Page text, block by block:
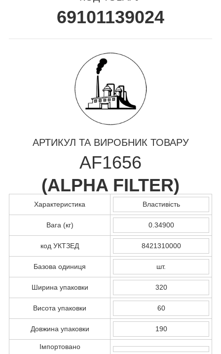
69101139024
АРТИКУЛ ТА ВИРОБНИК ТОВАРУ
AF1656
(ALPHA FILTER)
Характеристика Властивість
Вага (кг) 0.34900
код УКТЗЕД 8421310000
Базова одиниця шт.
Ширина упаковки 320
Висота упаковки 60
Довжина упаковки 190
Імпортовано